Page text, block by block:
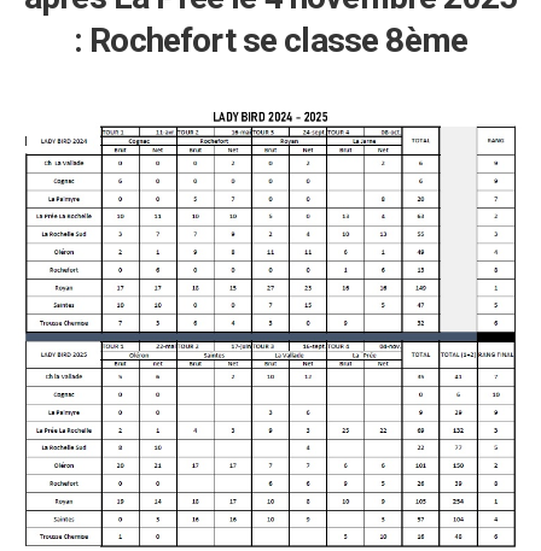
: Rochefort se classe 8ème